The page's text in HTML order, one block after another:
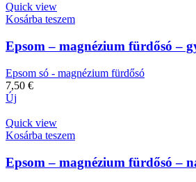
Quick view
Kosárba teszem
Epsom – magnézium fürdősó –
Epsom só - magnézium fürdősó
7,50 €
Új
Quick view
Kosárba teszem
Epsom – magnézium fürdősó –